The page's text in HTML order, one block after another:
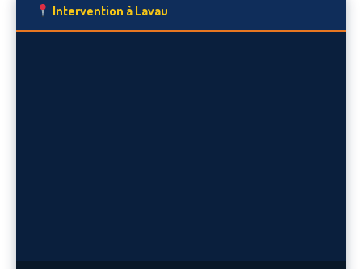
Intervention à Lavau